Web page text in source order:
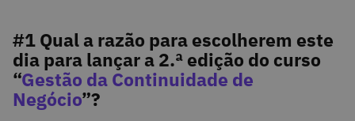
#1 Qual a razão para escolherem este
dia para lançar a 2.ª edição do curso
“Gestão da Continuidade de
Negócio”?